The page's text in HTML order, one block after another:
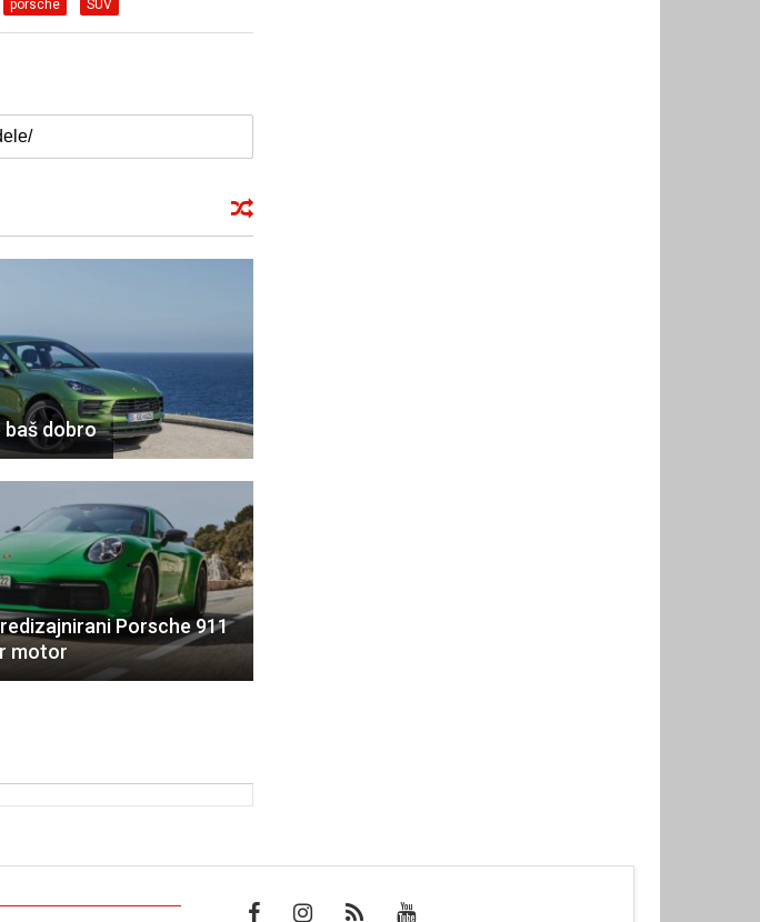
porsche SUV
baš dobro
Porsche 911
motor